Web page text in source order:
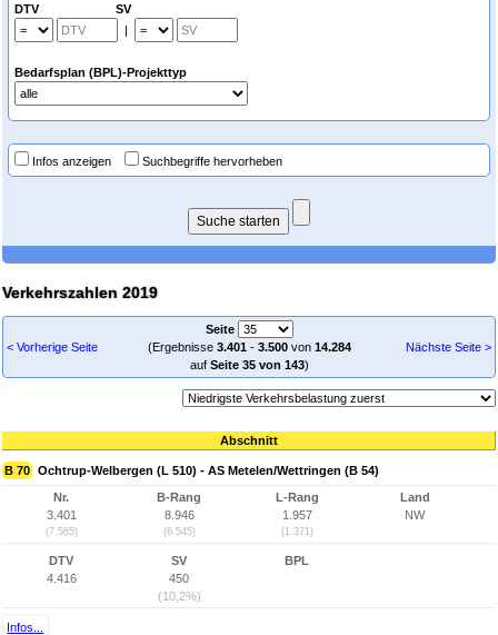
DTV SV
|
Bedarfsplan (BPL)-Projekttyp
Infos anzeigen Suchbegriffe hervorheben
Verkehrszahlen 2019
< Vorherige Seite
Seite
(Ergebnisse 3.401- 3.500von 14.284
auf Seite 35 von 143)
Nächste Seite >
Abschnitt
B 70 Ochtrup-Welbergen (L 510) - AS Metelen/Wettringen (B 54)
Nr.
3.401
(7.585)
B-Rang
8.946
(6.545)
L-Rang
1.957
(1.371)
Land
NW
DTV
4.416
SV
450
(10,2%)
BPL
Infos...